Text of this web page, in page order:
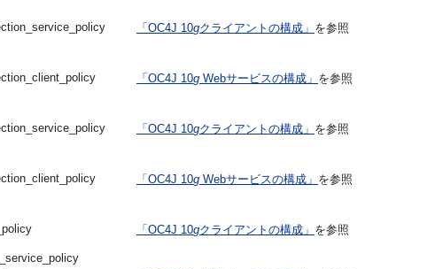
「OC4J 10gクライアントの構成」 を参照
「OC4J 10g Webサービスの構成」 を参照
「OC4J 10gクライアントの構成」 を参照
「OC4J 10g Webサービスの構成」 を参照
「OC4J 10gクライアントの構成」 を参照